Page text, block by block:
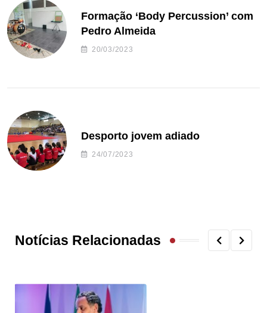
Formação ‘Body Percussion’ com
Pedro Almeida
20/03/2023
Desporto jovem adiado
24/07/2023
Notícias Relacionadas